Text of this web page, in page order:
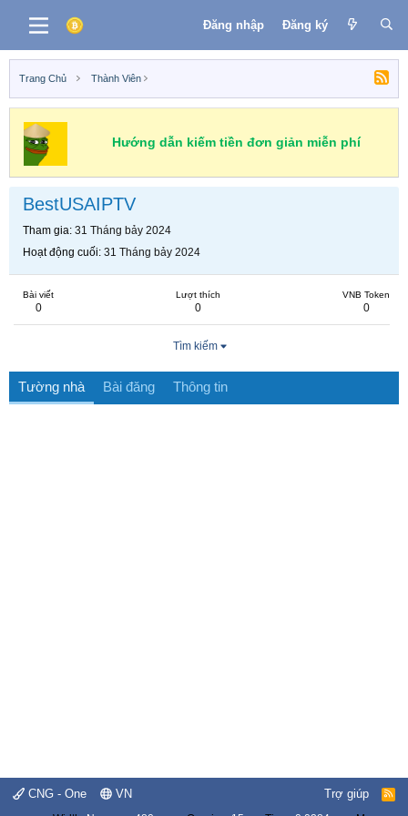
Đăng nhập Đăng ký
Trang Chủ Thành Viên
Hướng dẫn kiếm tiền đơn giản miễn phí
BestUSAIPTV
Tham gia 31 Tháng bảy 2024
Hoạt động cuối 31 Tháng bảy 2024
Bài viết
0
Lượt thích
0
VNB Token
0
Tìm kiếm
Tường nhà Bài đăng Thông tin
CNG - One VN Trợ giúp
R